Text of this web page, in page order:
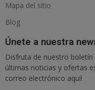
Mapa del sitio
Blog
Únete a nuestra
Disfruta de nuestro
últimas noticias y ofertas
correo electrónico aquí!